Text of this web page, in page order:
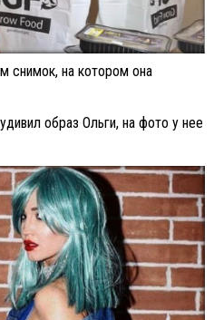
снимок, на котором она
образ Ольги, на фото у нее